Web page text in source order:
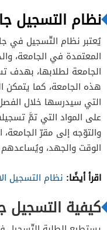
نظام التسجيل
يُعتبر نظام التّسجيل في
المعتمدة في الجامعة،
الجامعة لطلابها، بهدف
هذه الجامعة، كما يتمكن
التي سيدرسها خلال
على المواد التي تمَّ
والتوّجه إلى مقرّ الجامعة،
الوقت والجهد،
اقرأ أيضًا: نظام التسجيل
كيفية التسجيل